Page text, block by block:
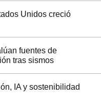
Unidos creció
fuentes de
tras sismos
IA y sostenibilidad